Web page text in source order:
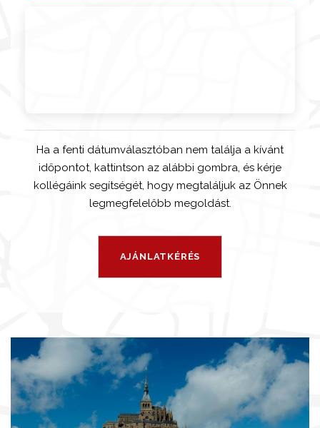
Ha a fenti dátumválasztóban nem találja a kívánt
időpontot, kattintson az alábbi gombra, és kérje
kollégáink segítségét, hogy megtaláljuk az Önnek
legmegfelelőbb megoldást.